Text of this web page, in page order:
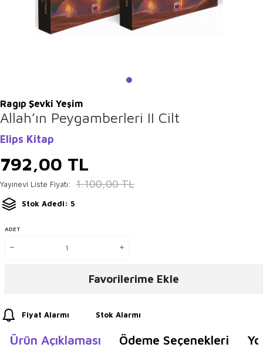
Ragıp Şevki Yeşim
Allah’ın Peygamberleri II Cilt
Elips Kitap
792,00 TL
Yayınevi Liste Fiyatı: 1.100,00TL
Stok Adedi: 5
ADET
Favorilerime Ekle
Fiyat Alarmı Stok Alarmı
Ürün Açıklaması Ödeme Seçenekleri